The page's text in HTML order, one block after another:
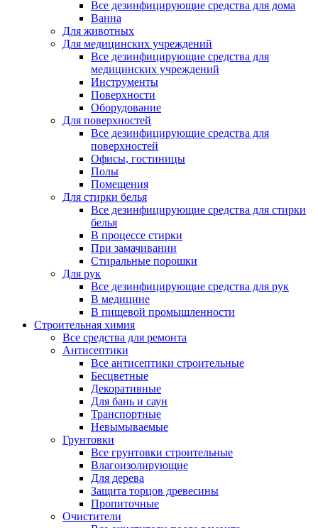
Все дезинфицирующие средства для дома
Ванна
Для животных
Для медицинских учреждений
Все дезинфицирующие средства для
медицинских учреждений
Инструменты
Поверхности
Оборудование
Для поверхностей
Все дезинфицирующие средства для
поверхностей
Офисы, гостиницы
Полы
Помещения
Для стирки белья
Все дезинфицирующие средства для стирки
белья
В процессе стирки
При замачивании
Стиральные порошки
Для рук
Все дезинфицирующие средства для рук
В медицине
В пищевой промышленности
Строительная химия
Все средства для ремонта
Антисептики
Все антисептики строительные
Бесцветные
Декоративные
Для бань и саун
Транспортные
Невымываемые
Грунтовки
Все грунтовки строительные
Влагоизолирующие
Для дерева
Защита торцов древесины
Пропиточные
Очистители